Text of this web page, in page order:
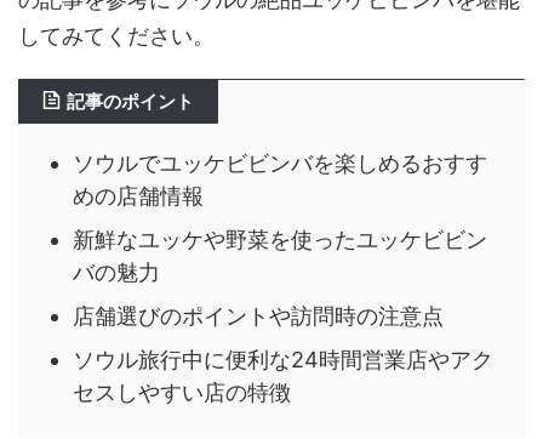
してみてください。
記事のポイント
ソウルでユッケビビンバを楽しめるおすす
めの店舗情報
新鮮なユッケや野菜を使ったユッケビビン
バの魅力
店舗選びのポイントや訪問時の注意点
ソウル旅行中に便利な24時間営業店やアク
セスしやすい店の特徴